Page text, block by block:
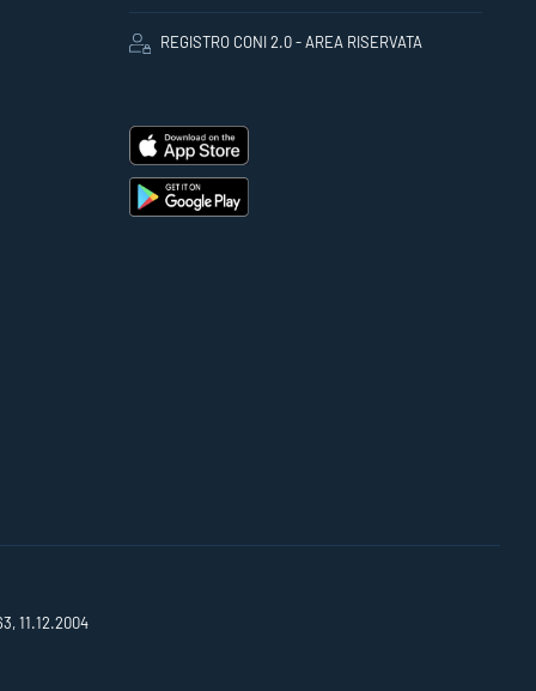
REGISTRO CONI 2.0 - AREA RISERVATA
11.12.2004